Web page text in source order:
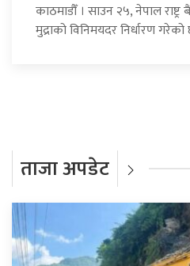
काठमाडौँ । साउन २५, नेपाल
मुद्राको विनिमयदर निर्धारण
ताजा अपडेट